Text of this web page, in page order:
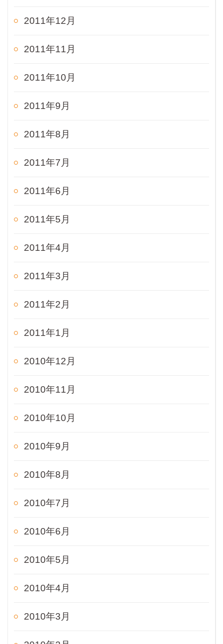
2011年12月
2011年11月
2011年10月
2011年9月
2011年8月
2011年7月
2011年6月
2011年5月
2011年4月
2011年3月
2011年2月
2011年1月
2010年12月
2010年11月
2010年10月
2010年9月
2010年8月
2010年7月
2010年6月
2010年5月
2010年4月
2010年3月